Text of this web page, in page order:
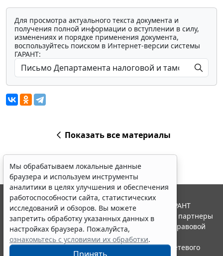
Для просмотра актуального текста документа и
получения полной информации о вступлении в силу,
изменениях и порядке применения документа,
воспользуйтесь поиском в Интернет-версии системы
ГАРАНТ:
Показать все материалы
Мы обрабатываем локальные данные
браузера и используем инструменты
аналитики в целях улучшения и обеспечения
работоспособности сайта, статистических
исследований и обзоров. Вы можете
запретить обработку указанных данных в
настройках браузера. Пожалуйста,
ознакомьтесь с условиями их обработки.
© ООО "НПП "ГАРАНТ-СЕРВИС", 2026. Система ГАРАНТ
выпускается с 1990 года. Компания "Гарант" и ее партнеры
являются участниками Российской ассоциации правовой
информации ГАРАНТ.
Портал ГАРАНТ.РУ зарегистрирован в качестве сетевого